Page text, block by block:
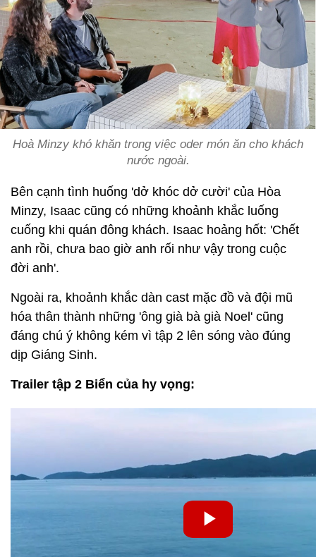
Hoà Minzy khó khăn trong việc oder món ăn cho khách
nước ngoài.
Bên cạnh tình huống 'dở khóc dở cười' của Hòa
Minzy, Isaac cũng có những khoảnh khắc luống
cuống khi quán đông khách. Isaac hoảng hốt: 'Chết
anh rồi, chưa bao giờ anh rối như vậy trong cuộc
đời anh'.
Ngoài ra, khoảnh khắc dàn cast mặc đồ và đội mũ
hóa thân thành những 'ông già bà già Noel' cũng
đáng chú ý không kém vì tập 2 lên sóng vào đúng
dịp Giáng Sinh.
Trailer tập 2 Biển của hy vọng: